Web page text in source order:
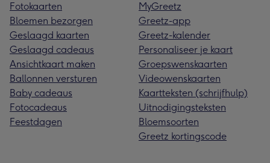
Fotokaarten
Bloemen bezorgen
Geslaagd kaarten
Geslaagd cadeaus
Ansichtkaart maken
Ballonnen versturen
Baby cadeaus
Fotocadeaus
Feestdagen
MyGreetz
Greetz-app
Greetz-kalender
Personaliseer je kaart
Groepswenskaarten
Videowenskaarten
Kaartteksten (schrijfhulp)
Uitnodigingsteksten
Bloemsoorten
Greetz kortingscode